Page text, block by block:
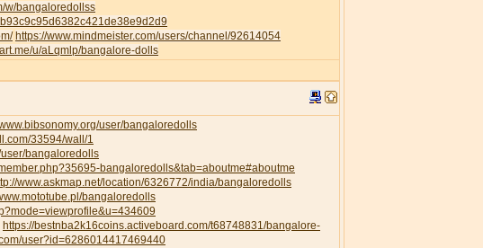
w/bangaloredollss
https://www.mindmeister.com/users/channel/92614054
u/aLqmlp/bangalore-dolls
user/bangaloredolls
33594/wall/1
bangaloredolls
bangaloredolls&tab=aboutme#aboutme
www.askmap.net/location/6326772/india/bangaloredolls
bangaloredolls
https://bestnba2k16coins.activeboard.com/t68748831/bangalore-
user?id=6286014417469440